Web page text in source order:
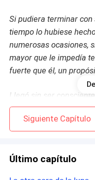
Si pudiera terminar
tiempo lo hubiese
numerosas ocasiones,
mayor que le impedía
fuerte que él, un
Llegó sin ser
sus patas y su hocico,
clima que comenzaba
se permitió refrescarse
Ya había estado ahí,
Siguiente Capítulo
Último capítulo